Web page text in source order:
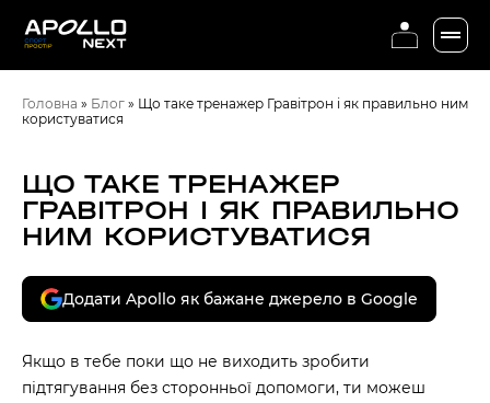
Головна » Блог » Що таке тренажер Гравітрон і як правильно ним
користуватися
ЩО ТАКЕ ТРЕНАЖЕР
ГРАВІТРОН І ЯК ПРАВИЛЬНО
НИМ КОРИСТУВАТИСЯ
Додати Apollo як бажане джерело в Google
Якщо в тебе поки що не виходить зробити
підтягування без сторонньої допомоги, ти можеш